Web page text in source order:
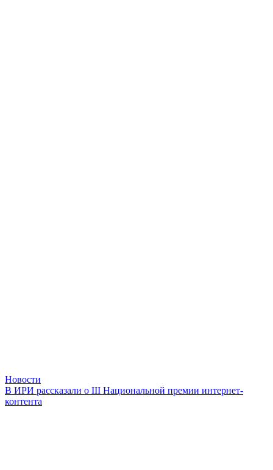
Новости
В ИРИ рассказали о III Национальной премии интернет-
контента